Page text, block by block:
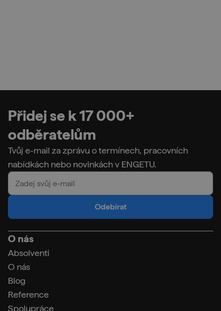
Přidej se k 17 000+
odběratelům
Tvůj e-mail za zprávu o termínech, pracovních
nabídkách nebo novinkách v ENGETU.
Odebírat
O nás
Absolventi
O nás
Blog
Reference
Spolupráce